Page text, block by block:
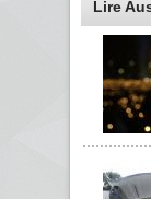
Lire